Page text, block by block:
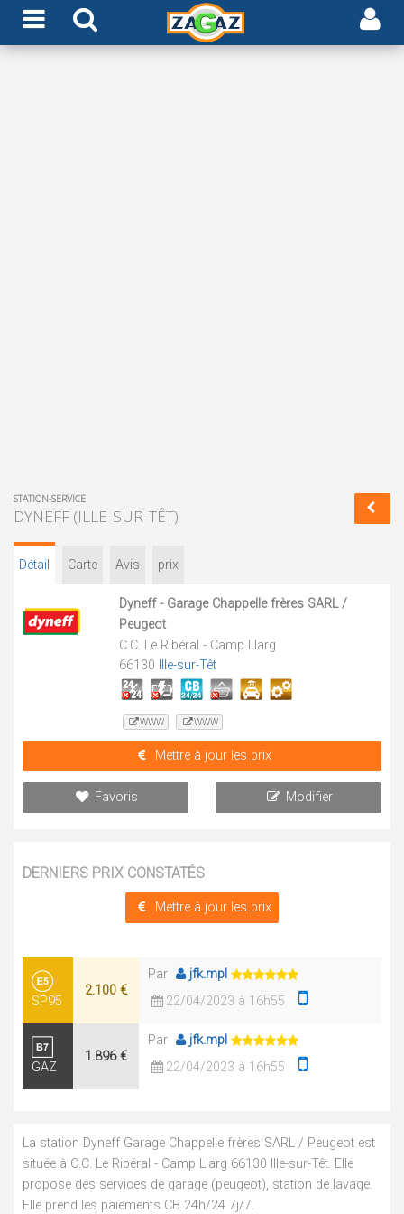
STATION-SERVICE
DYNEFF (ILLE-SUR-TÊT)
Détail Carte Avis prix
Dyneff - Garage Chappelle frères SARL /
Peugeot
C.C. Le Ribéral - Camp Llarg
66130
Ille-sur-Têt
WWW WWW
Mettre à jour les prix
Favoris Modifier
DERNIERS PRIX CONSTATÉS
Mettre à jour les prix
SP95
2.100 €
Par
jfk.mpl
22/04/2023 à 16h55
GAZ
1.896 €
Par
jfk.mpl
22/04/2023 à 16h55
La station Dyneff Garage Chappelle frères SARL / Peugeot est
située à C.C. Le Ribéral - Camp Llarg 66130 Ille-sur-Têt. Elle
propose des services de garage (peugeot), station de lavage.
Elle prend les paiements CB 24h/24 7j/7.